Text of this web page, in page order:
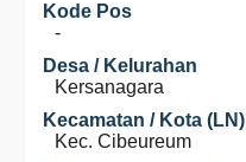
Kode Pos
-
Desa / Kelurahan
Kersanagara
Kecamatan / Kota (LN)
Kec. Cibeureum